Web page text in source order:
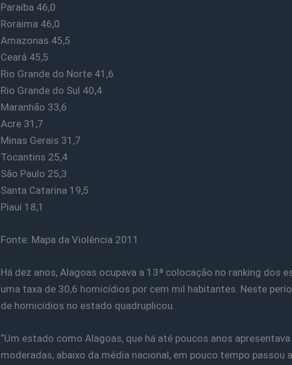
Paraíba 46,0
Roraima 46,0
Amazonas 45,5
Ceará 45,5
Rio Grande do Norte 41,6
Rio Grande do Sul 40,4
Maranhão 33,6
Acre 31,7
Minas Gerais 31,7
Tocantins 25,4
São Paulo 25,3
Santa Catarina 19,5
Piauí 18,1
Fonte: Mapa da Violência 2011
Há dez anos, Alagoas ocupava a 13ª colocação no ranking dos
uma taxa de 30,6 homicídios por cem mil habitantes. Neste
de homicídios no estado quadruplicou.
“Um estado como Alagoas, que há até poucos anos
moderadas, abaixo da média nacional, em pouco tempo passou